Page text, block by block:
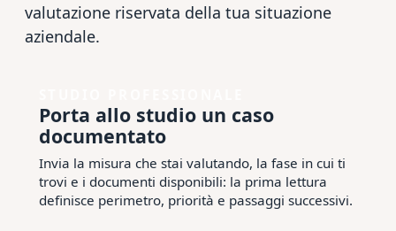
valutazione riservata della tua situazione
aziendale.
Porta allo studio un caso
documentato
Invia la misura che stai valutando, la fase in cui ti
trovi e i documenti disponibili: la prima lettura
definisce perimetro, priorità e passaggi successivi.